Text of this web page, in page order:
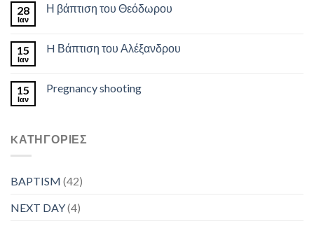
28
Ιαν
Η βάπτιση του Θεόδωρου
15
Ιαν
H Βάπτιση του Αλέξανδρου
15
Ιαν
Pregnancy shooting
KΑΤΗΓΟΡΊΕΣ
BAPTISM (42)
NEXT DAY(4)